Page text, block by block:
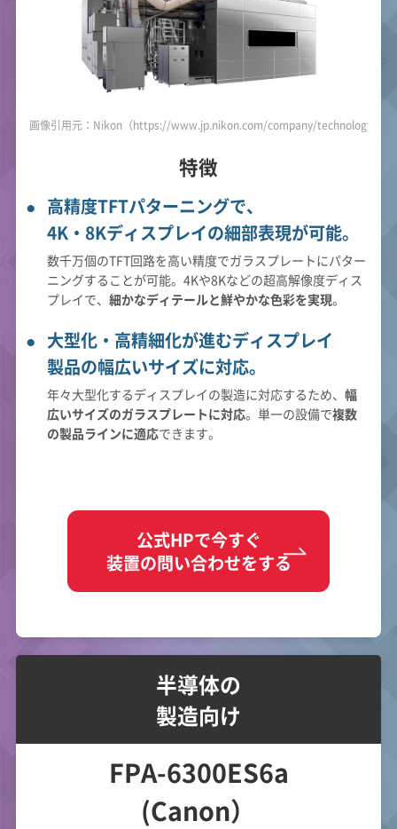
画像引用元：Nikon（https://www.jp.nikon.com/company/technology/
特徴
高精度TFTパターニングで、
4K・8Kディスプレイの細部表現が可能。
数千万個のTFT回路を高い精度でガラスプレートにパター
ニングすることが可能。4Kや8Kなどの超高解像度ディス
プレイで、 細かなディテールと鮮やかな色彩を実現。
大型化・高精細化が進むディスプレイ
製品の幅広いサイズに対応。
年々大型化するディスプレイの製造に対応するため、 幅
広いサイズのガラスプレートに対応。単一の設備で複数
の製品ラインに適応できます。
公式HPで今すぐ
装置の問い合わせをする
半導体の
製造向け
FPA-6300ES6a
(Canon）